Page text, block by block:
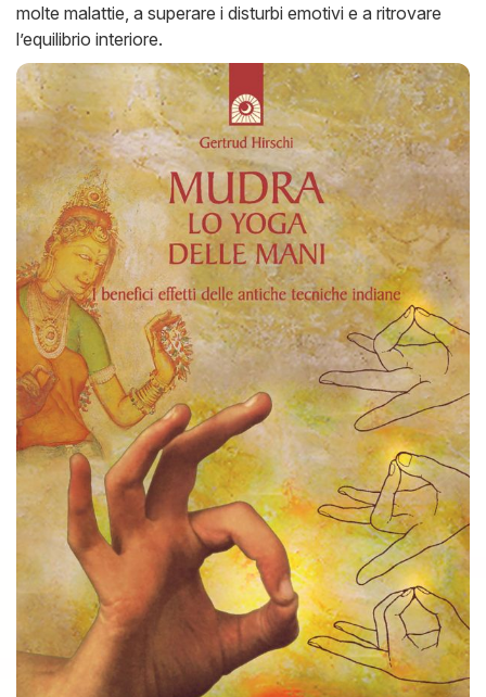
molte malattie, a superare i disturbi emotivi e a ritrovare
l’equilibrio interiore.